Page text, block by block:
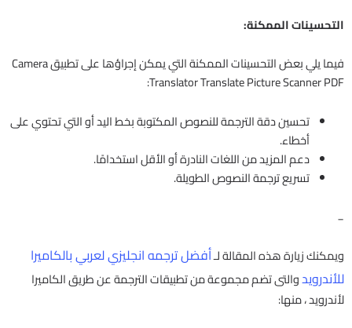
التحسينات الممكنة:
فيما يلي بعض التحسينات الممكنة التي يمكن إجراؤها على تطبيق Camera
Translator Translate Picture Scanner PDF:
تحسين دقة الترجمة للنصوص المكتوبة بخط اليد أو التي تحتوي على
أخطاء.
دعم المزيد من اللغات النادرة أو الأقل استخدامًا.
تسريع ترجمة النصوص الطويلة.
_
ويمكنك زيارة هذه المقالة لـأفضل ترجمه انجليزي لعربي بالكاميرا
للأندرويدوالتى تضم مجموعة من تطبيقات الترجمة عن طريق الكاميرا
لأندرويد ، منها: